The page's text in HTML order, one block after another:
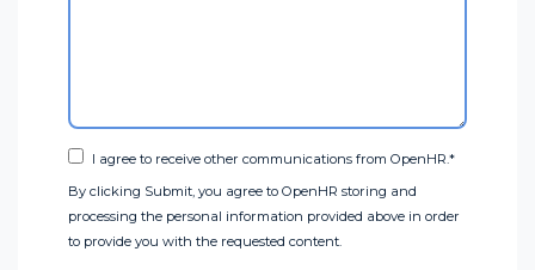
I agree to receive other communications from OpenHR.*
By clicking Submit, you agree to OpenHR storing and
processing the personal information provided above in order
to provide you with the requested content.